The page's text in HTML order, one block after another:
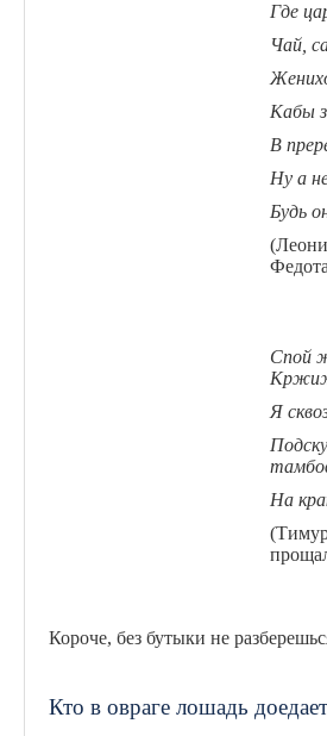
Где
Чай,
Кабы
В
Ну а
Будь
Спой
Я
На
Короче, без бутыки не
Кто в овраге лошадь доедает